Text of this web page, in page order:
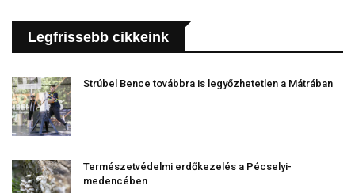
Legfrissebb cikkeink
Strúbel Bence továbbra is legyőzhetetlen a Mátrában
Természetvédelmi erdőkezelés a Pécselyi-
medencében